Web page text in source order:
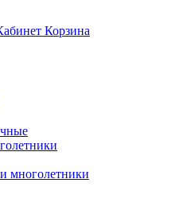
Корзина
многолетники